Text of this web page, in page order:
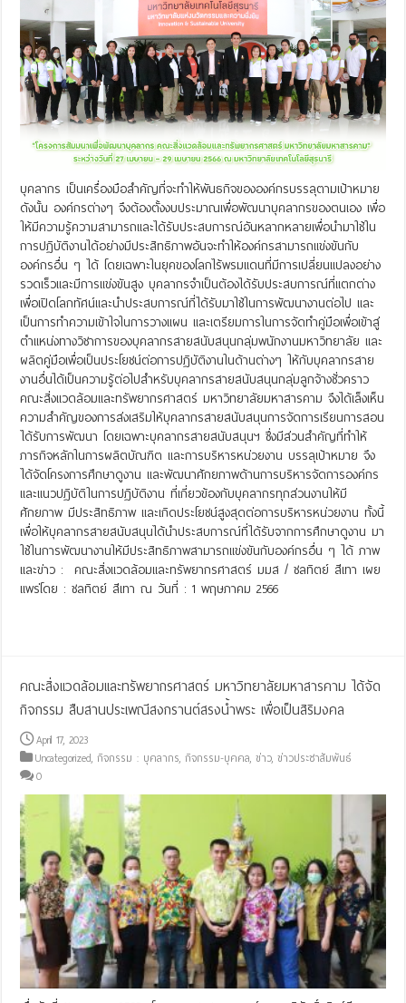
บุคลากร เป็นเครื่องมือสำคัญที่จะทำให้พันธกิจขององค์กรบรรลุตามเป้าหมาย
ดังนั้น องค์กรต่างๆ จึงต้องตั้งงบประมาณเพื่อพัฒนาบุคลากรของตนเอง เพื่อ
ให้มีความรู้ความสามารถและได้รับประสบการณ์อันหลากหลายเพื่อนำมาใช้ใน
การปฏิบัติงานได้อย่างมีประสิทธิภาพอันจะทำให้องค์กรสามารถแข่งขันกับ
องค์กรอื่น ๆ ได้ โดยเฉพาะในยุคของโลกไร้พรมแดนที่มีการเปลี่ยนแปลงอย่าง
รวดเร็วและมีการแข่งขันสูง บุคลากรจำเป็นต้องได้รับประสบการณ์ที่แตกต่าง
เพื่อเปิดโลกทัศน์และนำประสบการณ์ที่ได้รับมาใช้ในการพัฒนางานต่อไป และ
เป็นการทำความเข้าใจในการวางแผน และเตรียมการในการจัดทำคู่มือเพื่อเข้าสู่
ตำแหน่งทางวิชาการของบุคลากรสายสนับสนุนกลุ่มพนักงานมหาวิทยาลัย และ
ผลิตคู่มือเพื่อเป็นประโยชน์ต่อการปฏิบัติงานในด้านต่างๆ ให้กับบุคลากรสาย
งานอื่นได้เป็นความรู้ต่อไปสำหรับบุคลากรสายสนับสนุนกลุ่มลูกจ้างชั่วคราว
คณะสิ่งแวดล้อมและทรัพยากรศาสตร์ มหาวิทยาลัยมหาสารคาม จึงได้เล็งเห็น
ความสำคัญของการส่งเสริมให้บุคลากรสายสนับสนุนการจัดการเรียนการสอน
ได้รับการพัฒนา โดยเฉพาะบุคลากรสายสนับสนุนฯ ซึ่งมีส่วนสำคัญที่ทำให้
ภารกิจหลักในการผลิตบัณฑิต และการบริหารหน่วยงาน บรรลุเป้าหมาย จึง
ได้จัดโครงการศึกษาดูงาน และพัฒนาศักยภาพด้านการบริหารจัดการองค์กร
และแนวปฏิบัติในการปฏิบัติงาน ที่เกี่ยวข้องกับบุคลากรทุกส่วนงานให้มี
ศักยภาพ มีประสิทธิภาพ และเกิดประโยชน์สูงสุดต่อการบริหารหน่วยงาน ทั้งนี้
เพื่อให้บุคลากรสายสนับสนุนได้นำประสบการณ์ที่ได้รับจากการศึกษาดูงาน มา
ใช้ในการพัฒนางานให้มีประสิทธิภาพสามารถแข่งขันกับองค์กรอื่น ๆ ได้ ภาพ
และข่าว : คณะสิ่งแวดล้อมและทรัพยากรศาสตร์ มมส / ชลทิตย์ สีเทา เผย
แพร่โดย : ชลทิตย์ สีเทา ณ วันที่ : 1 พฤษภาคม 2566
คณะสิ่งแวดล้อมและทรัพยากรศาสตร์ มหาวิทยาลัยมหาสารคาม ได้จัด
กิจกรรม สืบสานประเพณีสงกรานต์สรงน้ำพระ เพื่อเป็นสิริมงคล
April 17, 2023
Uncategorized,กิจกรรม : บุคลากร,กิจกรรม-บุคคล,ข่าว,ข่าวประชาสัมพันธ์
0